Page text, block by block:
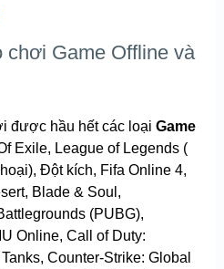
chơi Game Offline và
được hầu hết các loại Game
Exile, League of Legends (
Đột kích, Fifa Online 4,
Blade & Soul,
(PUBG),
Online, Call of Duty:
Counter-Strike: Global